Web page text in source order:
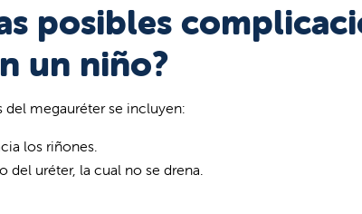
posibles
un niño?
megauréter se incluyen:
los riñones.
uréter, la cual no se drena.